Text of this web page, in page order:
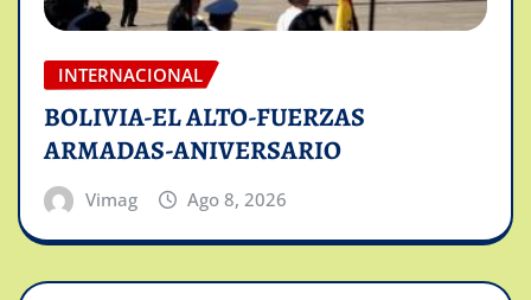
INTERNACIONAL
BOLIVIA-EL ALTO-FUERZAS
ARMADAS-ANIVERSARIO
Vimag Ago 8, 2026